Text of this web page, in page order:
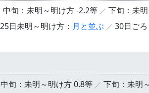
中旬：未明～明け方 -2.2等
下旬：未
25日未明～明け方： 月と並ぶ 30日ごろ
中旬：未明～明け方 0.8等
下旬：未明